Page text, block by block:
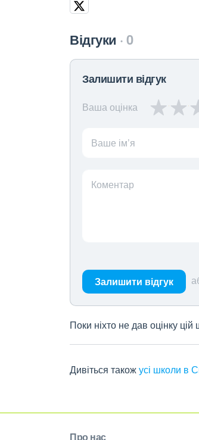
Відгуки 0
Залишити відгук
Ваша оцінка
Ваше ім’я
Коментар
Залишити відгук
Поки ніхто не дав оцінку
Дивіться такожусі школи в
Про нас